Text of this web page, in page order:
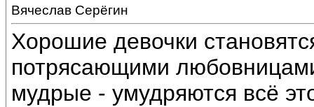
Вячеслав Серёгин
Хорошие девочки
потрясающими
мудрые - умудряются всё